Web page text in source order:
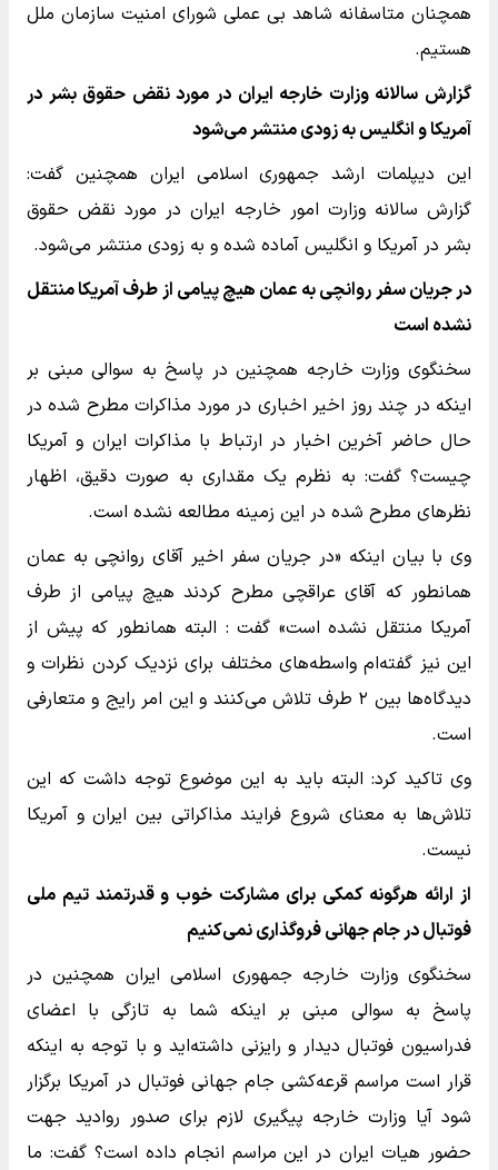
همچنان متاسفانه شاهد بی عملی شورای امنیت سازمان ملل
هستیم.
گزارش سالانه وزارت خارجه ایران در مورد نقض حقوق بشر در
آمریکا و انگلیس به زودی منتشر می‌شود
این دیپلمات ارشد جمهوری اسلامی ایران همچنین گفت:
گزارش سالانه وزارت امور خارجه ایران در مورد نقض حقوق
بشر در آمریکا و انگلیس آماده شده و به زودی منتشر می‌شود.
در جریان سفر روانچی به عمان هیچ پیامی از طرف آمریکا منتقل
نشده است
سخنگوی وزارت خارجه همچنین در پاسخ به سوالی مبنی بر
اینکه در چند روز اخیر اخباری در مورد مذاکرات مطرح شده در
حال حاضر آخرین اخبار در ارتباط با مذاکرات ایران و آمریکا
چیست؟ گفت: به نظرم یک مقداری به صورت دقیق، اظهار
نظرهای مطرح شده در این زمینه مطالعه نشده است.
وی با بیان اینکه «در جریان سفر اخیر آقای روانچی به عمان
همانطور که آقای عراقچی مطرح کردند هیچ پیامی از طرف
آمریکا منتقل نشده است» گفت : البته همانطور که پیش از
این نیز گفته‌ام واسطه‌های مختلف برای نزدیک کردن نظرات و
دیدگاه‌ها بین ۲ طرف تلاش می‌کنند و این امر رایج و متعارفی
است.
وی تاکید کرد: البته باید به این موضوع توجه داشت که این
تلاش‌ها به معنای شروع فرایند مذاکراتی بین ایران و آمریکا
نیست.
از ارائه هرگونه کمکی برای مشارکت خوب و قدرتمند تیم ملی
فوتبال در جام جهانی فروگذاری نمی‌کنیم
سخنگوی وزارت خارجه جمهوری اسلامی ایران همچنین در
پاسخ به سوالی مبنی بر اینکه شما به تازگی با اعضای
فدراسیون فوتبال دیدار و رایزنی داشته‌اید و با توجه به اینکه
قرار است مراسم قرعه‌کشی جام جهانی فوتبال در آمریکا برگزار
شود آیا وزارت خارجه پیگیری لازم برای صدور روادید جهت
حضور هیات ایران در این مراسم انجام داده است؟ گفت: ما